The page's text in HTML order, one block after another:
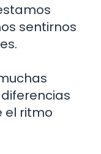
sentirnos
el ritmo